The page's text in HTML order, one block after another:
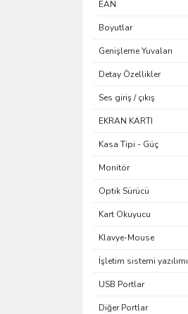
EAN
Boyutlar
Genişleme Yuvaları
Detay Özellikler
Ses giriş / çıkış
EKRAN KARTI
Kasa Tipi - Güç
Monitör
Optik Sürücü
Kart Okuyucu
Klavye-Mouse
İşletim sistemi yazılımı
USB Portlar
Diğer Portlar